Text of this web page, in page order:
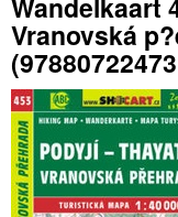
Wandelkaart
Vranovská